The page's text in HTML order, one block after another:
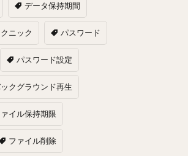
データ保持期間
ニック パスワード
パスワード設定
クグラウンド再生
イル保持期限
ファイル削除